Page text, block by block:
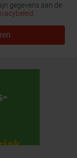
gegevens aan de
.